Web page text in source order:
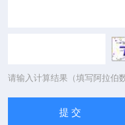
请输入计算结果（填写阿拉伯